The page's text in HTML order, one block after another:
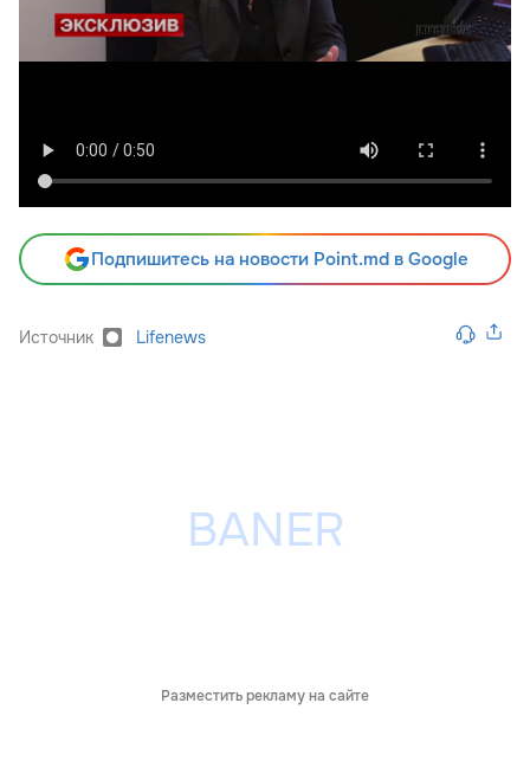
Подпишитесь на новости Point.md в Google
Источник Lifenews
Разместить рекламу на сайте